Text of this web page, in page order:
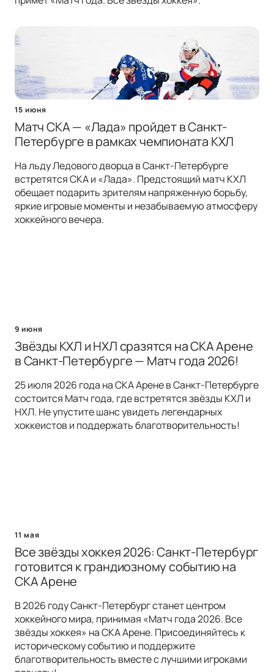
15 июня
Матч СКА — «Лада» пройдет в Санкт-
Петербурге в рамках чемпионата КХЛ
На льду Ледового дворца в Санкт-Петербурге
встретятся СКА и «Лада». Предстоящий матч КХЛ
обещает подарить зрителям напряженную борьбу,
яркие игровые моменты и незабываемую атмосферу
хоккейного вечера.
9 июня
Звёзды КХЛ и НХЛ сразятся на СКА Арене
в Санкт-Петербурге — Матч года 2026!
25 июля 2026 года на СКА Арене в Санкт-Петербурге
состоится Матч года, где встретятся звёзды КХЛ и
НХЛ. Не упустите шанс увидеть легендарных
хоккеистов и поддержать благотворительность!
11 мая
Все звёзды хоккея 2026: Санкт-Петербург
готовится к грандиозному событию на
СКА Арене
В 2026 году Санкт-Петербург станет центром
хоккейного мира, принимая «Матч года 2026. Все
звёзды хоккея» на СКА Арене. Присоединяйтесь к
историческому событию и поддержите
благотворительность вместе с лучшими игроками